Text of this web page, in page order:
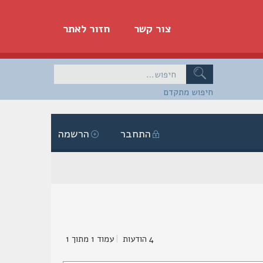
חזור לאתר צור קשר
חיפוש מתקדם
הרשמה התחבר
4 הודעות | עמוד 1 מתוך 1